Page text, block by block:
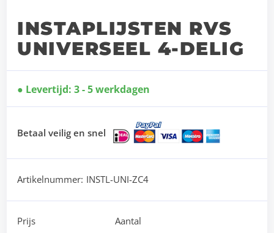
INSTAPLIJSTEN RVS
UNIVERSEEL 4-DELIG
Levertijd: 3 - 5 werkdagen
Betaal veilig en snel
Artikelnummer: INSTL-UNI-ZC4
Prijs
Aantal